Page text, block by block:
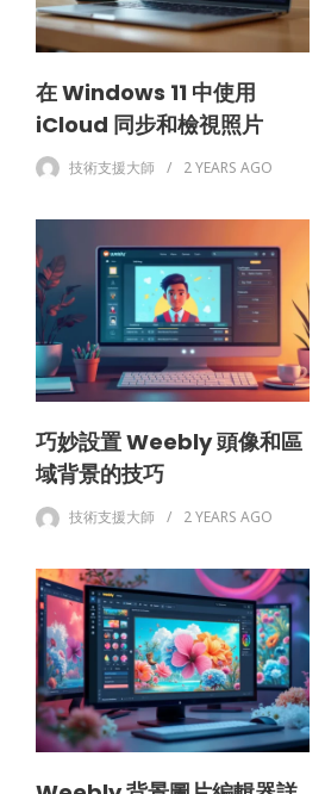
在 Windows 11 中使用
iCloud 同步和檢視照片
技術支援大師 2 YEARS AGO
巧妙設置 Weebly 頭像和區
域背景的技巧
技術支援大師 2 YEARS AGO